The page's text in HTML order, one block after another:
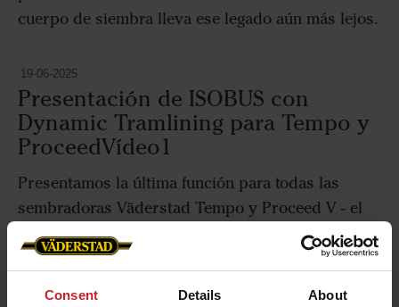
Consent Details About
cuerpo de siembra lleva ese legado aún más lejos.
19-06-2025
Presentación de ISOBUS con
Dynamic Tramlining para Tempo y
ProceedVídeo1
Presentamos la última función para todas las
sembradoras Väderstad Tempo y Proceed V - el
ISOBUS con Dynamic Tramlining. Esta función
permite a los agricultores controlar el tramlining